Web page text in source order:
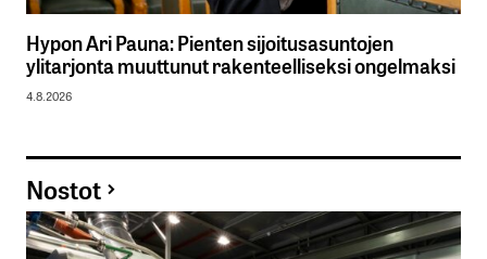
Hypon Ari Pauna: Pienten sijoitusasuntojen
ylitarjonta muuttunut rakenteelliseksi ongelmaksi
4.8.2026
Nostot